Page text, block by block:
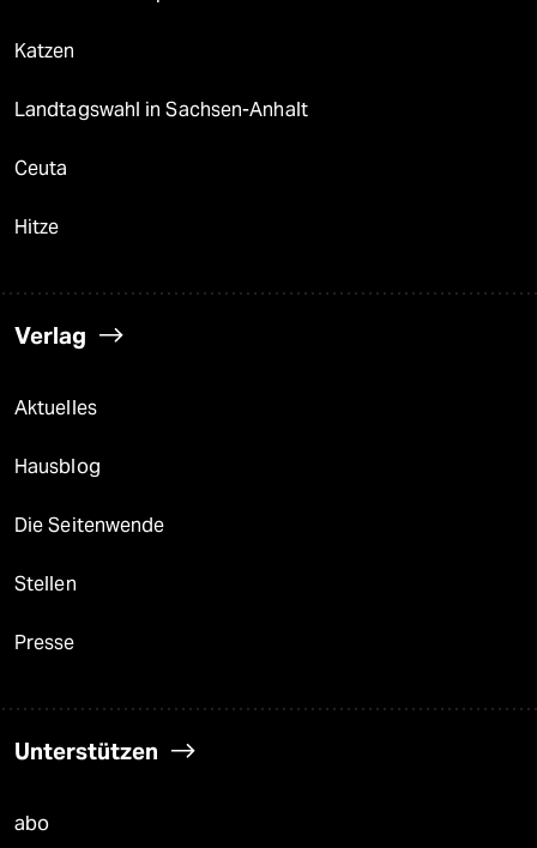
Katzen
Landtagswahl in Sachsen-Anhalt
Ceuta
Hitze
Verlag
Aktuelles
Hausblog
Die Seitenwende
Stellen
Presse
Unterstützen
abo